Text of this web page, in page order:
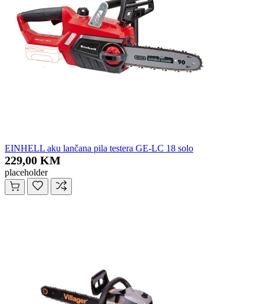
EINHELL aku lančana pila testera GE-LC 18 solo
229,00 KM
placeholder